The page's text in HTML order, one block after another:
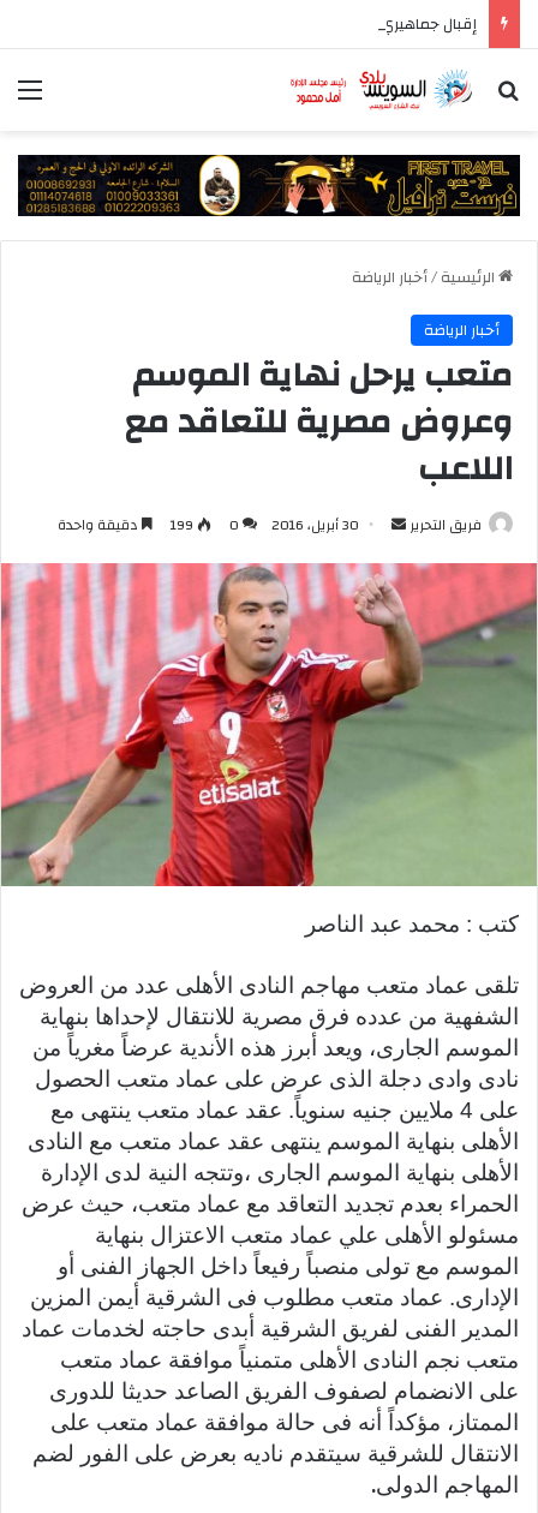
بحث عن
الرئيسية/أخبار الرياضة
أخبار الرياضة
متعب يرحل نهاية الموسم
وعروض مصرية للتعاقد مع
اللاعب
فريق التحرير
أرسل
إلكترونيا
30 أبريل، 2016 0
199 دقيقة واحدة
كتب : محمد عبد الناصر
تلقى عماد متعب مهاجم النادى الأهلى عدد من العروض
الشفهية من عدده فرق مصرية للانتقال لإحداها بنهاية
الموسم الجارى، ويعد أبرز هذه الأندية عرضاً مغرياً من
نادى وادى دجلة الذى عرض على عماد متعب الحصول
على 4 ملايين جنيه سنوياً. عقد عماد متعب ينتهى مع
الأهلى بنهاية الموسم ينتهى عقد عماد متعب مع النادى
الأهلى بنهاية الموسم الجارى ،وتتجه النية لدى الإدارة
الحمراء بعدم تجديد التعاقد مع عماد متعب، حيث عرض
مسئولو الأهلى علي عماد متعب الاعتزال بنهاية
الموسم مع تولى منصباً رفيعاً داخل الجهاز الفنى أو
الإدارى. عماد متعب مطلوب فى الشرقية أيمن المزين
المدير الفنى لفريق الشرقية أبدى حاجته لخدمات عماد
متعب نجم النادى الأهلى متمنياً موافقة عماد متعب
على الانضمام لصفوف الفريق الصاعد حديثا للدورى
الممتاز، مؤكداً أنه فى حالة موافقة عماد متعب على
الانتقال للشرقية سيتقدم ناديه بعرض على الفور لضم
المهاجم الدولى.